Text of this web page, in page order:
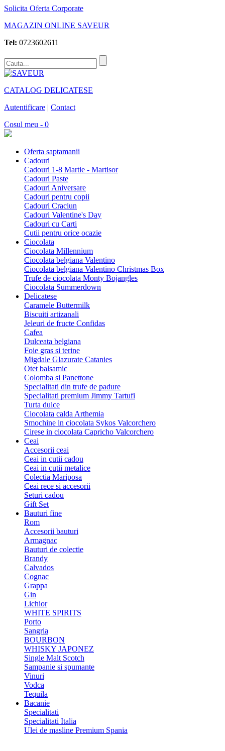
Solicita Oferta Corporate
MAGAZIN ONLINE SAVEUR
Tel: 0723602611
CATALOG DELICATESE
Autentificare | Contact
Cosul meu - 0
Oferta saptamanii
Cadouri
Cadouri 1-8 Martie - Martisor
Cadouri Paste
Cadouri Aniversare
Cadouri pentru copii
Cadouri Craciun
Cadouri Valentine's Day
Cadouri cu Carti
Cutii pentru orice ocazie
Ciocolata
Ciocolata Millennium
Ciocolata belgiana Valentino
Ciocolata belgiana Valentino Christmas Box
Trufe de ciocolata Monty Bojangles
Ciocolata Summerdown
Delicatese
Caramele Buttermilk
Biscuiti artizanali
Jeleuri de fructe Confidas
Cafea
Dulceata belgiana
Foie gras si terine
Migdale Glazurate Catanies
Otet balsamic
Colomba si Panettone
Specialitati din trufe de padure
Specialitati premium Jimmy Tartufi
Turta dulce
Ciocolata calda Arthemia
Smochine in ciocolata Sykos Valcorchero
Cirese in ciocolata Capricho Valcorchero
Ceai
Accesorii ceai
Ceai in cutii cadou
Ceai in cutii metalice
Colectia Mariposa
Ceai rece si accesorii
Seturi cadou
Gift Set
Bauturi fine
Rom
Accesorii bauturi
Armagnac
Bauturi de colectie
Brandy
Calvados
Cognac
Grappa
Gin
Lichior
WHITE SPIRITS
Porto
Sangria
BOURBON
WHISKY JAPONEZ
Single Malt Scotch
Sampanie si spumante
Vinuri
Vodca
Tequila
Bacanie
Specialitati
Specialitati Italia
Ulei de masline Premium Spania